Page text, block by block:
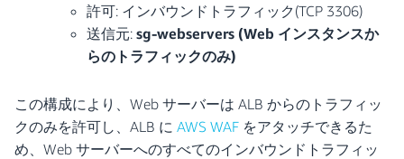
許可: インバウンドトラフィック(TCP 3306)
送信元: sg-webservers (Web インスタンスか
らのトラフィックのみ)
この構成により、Web サーバーは ALB からのトラフィッ
クのみを許可し、ALB に AWS WAF をアタッチできるた
め、Web サーバーへのすべてのインバウンドトラフィッ